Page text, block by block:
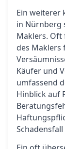
Ein weiterer
in Nürnberg
Maklers. Oft
des Maklers
Käufer und
umfassend
Hinblick auf